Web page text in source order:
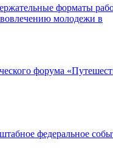
форматы
молодежи в
форума
федеральное